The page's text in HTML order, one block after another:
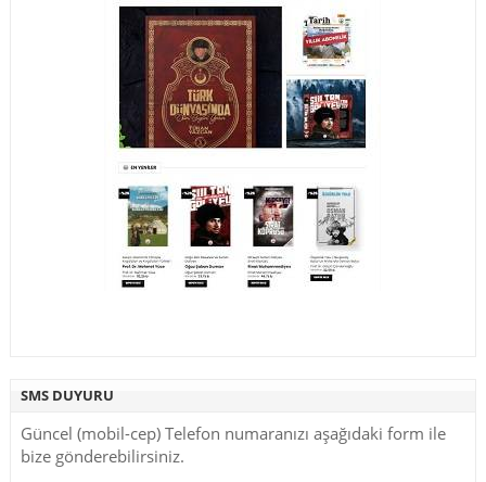
SMS DUYURU
Güncel (mobil-cep) Telefon numaranızı aşağıdaki form ile
bize gönderebilirsiniz.